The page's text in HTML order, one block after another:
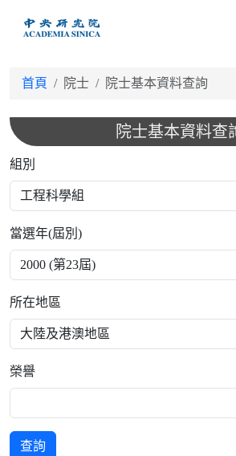
首頁 院士 院士基本資料查詢
院士基本資料查
組別
當選年(屆別)
所在地區
榮譽
查詢